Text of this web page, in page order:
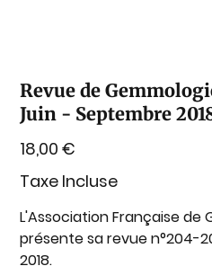
Revue de
Juin - Septembre
18,00 €
Taxe Incluse
L'Association Française de
présente sa revue n°204-
2018.